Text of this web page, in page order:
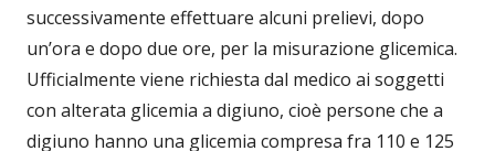
successivamente effettuare alcuni prelievi, dopo
un’ora e dopo due ore, per la misurazione glicemica.
Ufficialmente viene richiesta dal medico ai soggetti
con alterata glicemia a digiuno, cioè persone che a
digiuno hanno una glicemia compresa fra 110 e 125